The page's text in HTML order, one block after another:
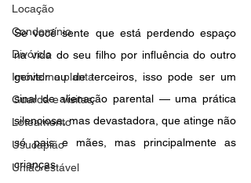
Locação
Condomínio
Divórcio
Imóvel na planta
Guarda e visitas
Loteamento
Usucapião
União estável
Se você sente que está perdendo espaço
na vida do seu filho por influência do outro
genitor ou de terceiros, isso pode ser um
sinal de alienação parental — uma prática
silenciosa, mas devastadora, que atinge não
só pais e mães, mas principalmente as
crianças.